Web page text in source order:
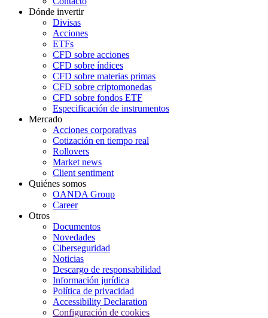
Dónde invertir
Divisas
Acciones
ETFs
CFD sobre acciones
CFD sobre índices
CFD sobre materias primas
CFD sobre criptomonedas
CFD sobre fondos ETF
Especificación de instrumentos
Mercado
Acciones corporativas
Cotización en tiempo real
Rollovers
Market news
Client sentiment
Quiénes somos
OANDA Group
Career
Otros
Documentos
Novedades
Ciberseguridad
Noticias
Descargo de responsabilidad
Información jurídica
Política de privacidad
Accessibility Declaration
Configuración de cookies